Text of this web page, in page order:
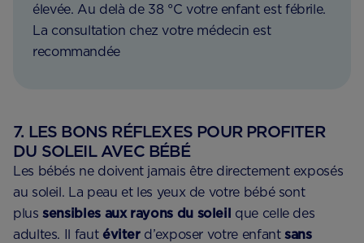
élevée. Au delà de 38 °C votre enfant est fébrile.
La consultation chez votre médecin est
recommandée
7. LES BONS RÉFLEXES POUR PROFITER
DU SOLEIL AVEC BÉBÉ
Les bébés ne doivent jamais être directement exposés
au soleil. La peau et les yeux de votre bébé sont
plussensibles aux rayons du soleil que celle des
adultes. Il faut éviterd’exposer votre enfantsans